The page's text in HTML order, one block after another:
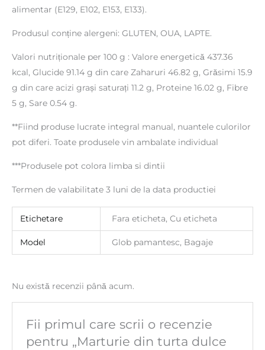
alimentar (E129, E102, E153, E133).
Produsul conține alergeni: GLUTEN, OUA, LAPTE.
Valori nutriționale per 100 g : Valore energetică 437.36
kcal, Glucide 91.14 g din care Zaharuri 46.82 g, Grăsimi 15.9
g din care acizi grași saturați 11.2 g, Proteine 16.02 g, Fibre
5 g, Sare 0.54 g.
**Fiind produse lucrate integral manual, nuantele culorilor
pot diferi. Toate produsele vin ambalate individual
***Produsele pot colora limba si dintii
Termen de valabilitate 3 luni de la data productiei
Etichetare Fara eticheta, Cu eticheta
Model Glob pamantesc, Bagaje
Nu există recenzii până acum.
Fii primul care scrii o recenzie
pentru „Marturie din turta dulce